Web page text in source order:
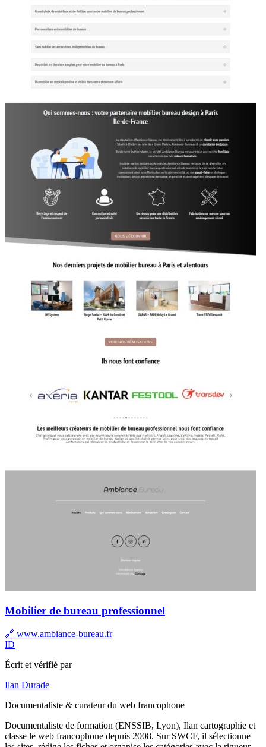
Mobilier de bureau professionnel
🔗 www.ambiance-bureau.fr
ID
Écrit et vérifié par
Ilan Durade
Documentaliste & curateur du web francophone
Documentaliste de formation (ENSSIB, Lyon), Ilan cartographie et
classe le web francophone depuis 2008. Sur SWCF, il sélectionne